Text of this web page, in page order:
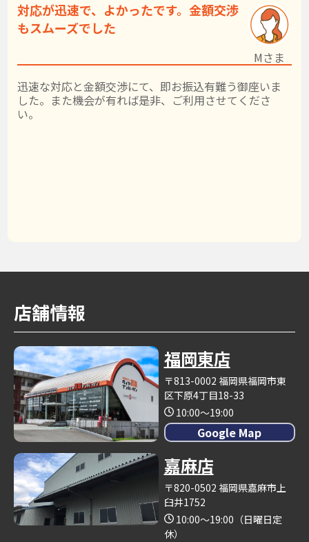
対応が迅速で、よかったです。金額交渉
もスムーズでした
迅速な対応と金額交渉にて、即お振込有難う御座いま
した。また機会が有れば是非、ご利用させてくださ
い。
Mさま
店舗情報
福岡東店
〒813-0002 福岡県福岡市東
区下原4丁目18-33
10:00～19:00
Google Map
嘉麻店
〒820-0502 福岡県嘉麻市上
臼井1752
10:00～19:00（日曜日定
休）